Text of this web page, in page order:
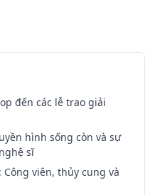
đến các lễ trao giải
hình sống còn và sự
sĩ
viên, thủy cung và